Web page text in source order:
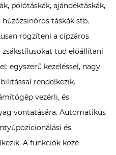
pólótáskák, ajándéktáskák,
húzózsinóros táskák stb.
rögzíteni a cipzáros
zsákstílusokat tud előállítani
egyszerű kezeléssel, nagy
rendelkezik.
vezérli, és
vontatására. Automatikus
és
A funkciók közé